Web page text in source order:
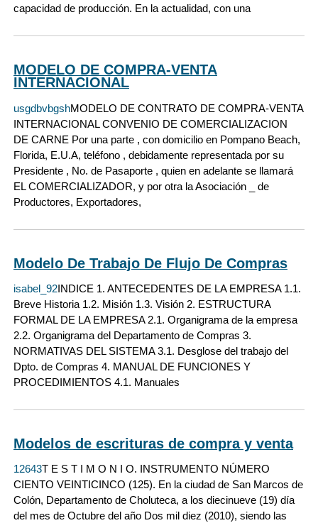
capacidad de producción. En la actualidad, con una
MODELO DE COMPRA-VENTA
INTERNACIONAL
usgdbvbgshMODELO DE CONTRATO DE COMPRA-VENTA
INTERNACIONAL CONVENIO DE COMERCIALIZACION
DE CARNE Por una parte , con domicilio en Pompano Beach,
Florida, E.U.A, teléfono , debidamente representada por su
Presidente , No. de Pasaporte , quien en adelante se llamará
EL COMERCIALIZADOR, y por otra la Asociación _ de
Productores, Exportadores,
Modelo De Trabajo De Flujo De Compras
isabel_92INDICE 1. ANTECEDENTES DE LA EMPRESA 1.1.
Breve Historia 1.2. Misión 1.3. Visión 2. ESTRUCTURA
FORMAL DE LA EMPRESA 2.1. Organigrama de la empresa
2.2. Organigrama del Departamento de Compras 3.
NORMATIVAS DEL SISTEMA 3.1. Desglose del trabajo del
Dpto. de Compras 4. MANUAL DE FUNCIONES Y
PROCEDIMIENTOS 4.1. Manuales
Modelos de escrituras de compra y venta
12643T E S T I M O N I O. INSTRUMENTO NÚMERO
CIENTO VEINTICINCO (125). En la ciudad de San Marcos de
Colón, Departamento de Choluteca, a los diecinueve (19) día
del mes de Octubre del año Dos mil diez (2010), siendo las